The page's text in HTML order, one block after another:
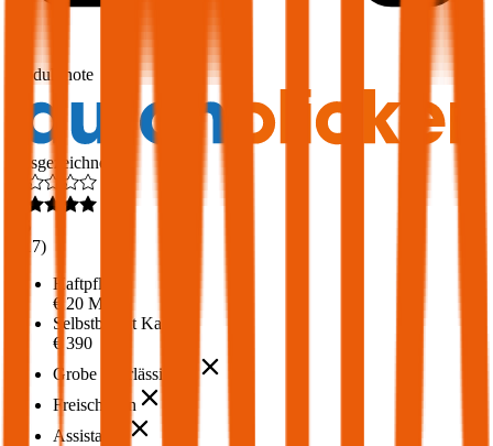
Produktnote
Ausgezeichnet
217)
Haftpflicht
€ 20 Mio.
Selbstbehalt Kasko
€ 390
Grobe Fahrlässigkeit
Freischaden
Assistance